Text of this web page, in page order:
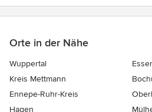
Orte in der Nähe
Wuppertal
Kreis Mettmann
Ennepe-Ruhr-Kreis
Hagen